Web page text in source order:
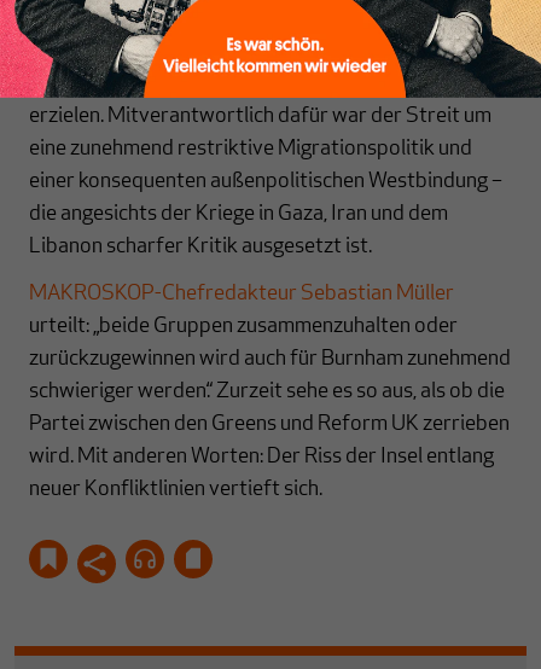
allem mit Labour um jüngere, gut ausgebildete und
sozialliberale Wähler. Auch sie konnten nennenswerte
Umfrageergebnisse und teils sogar Wahlerfolge
erzielen. Mitverantwortlich dafür war der Streit um
eine zunehmend restriktive Migrationspolitik und
einer konsequenten außenpolitischen Westbindung –
die angesichts der Kriege in Gaza, Iran und dem
Libanon scharfer Kritik ausgesetzt ist.
MAKROSKOP-Chefredakteur Sebastian Müller
urteilt: „beide Gruppen zusammenzuhalten oder
zurückzugewinnen wird auch für Burnham zunehmend
schwieriger werden.“ Zurzeit sehe es so aus, als ob die
Partei zwischen den Greens und Reform UK zerrieben
wird. Mit anderen Worten: Der Riss der Insel entlang
neuer Konfliktlinien vertieft sich.